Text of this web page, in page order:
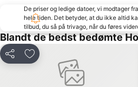
De priser og ledige datoer, vi modtager
hele tiden. Det betyder, at du ikke altid
tilbud, du så på trivago, når du føres
Blandt de bedst bedømte
Del Føj til favoritter